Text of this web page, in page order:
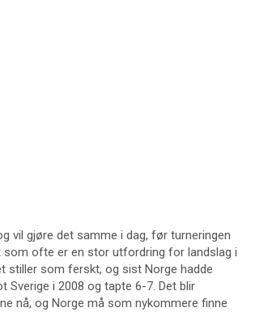
vil gjøre det samme i dag, før turneringen
ofte er en stor utfordring for landslag i
stiller som ferskt, og sist Norge hadde
Sverige i 2008 og tapte 6-7. Det blir
nå, og Norge må som nykommere finne